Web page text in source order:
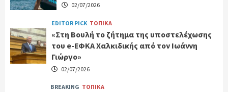
02/07/2026
EDITOR PICK ΤΟΠΙΚΑ
«Στη Βουλή το ζήτημα της υποστελέχωσης
του e-ΕΦΚΑ Χαλκιδικής από τον Ιωάννη
Γιώργο»
02/07/2026
BREAKING ΤΟΠΙΚΑ